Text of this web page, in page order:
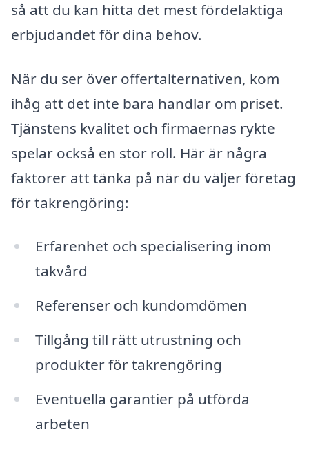
så att du kan hitta det mest fördelaktiga
erbjudandet för dina behov.
När du ser över offertalternativen, kom
ihåg att det inte bara handlar om priset.
Tjänstens kvalitet och firmaernas rykte
spelar också en stor roll. Här är några
faktorer att tänka på när du väljer företag
för takrengöring:
Erfarenhet och specialisering inom
takvård
Referenser och kundomdömen
Tillgång till rätt utrustning och
produkter för takrengöring
Eventuella garantier på utförda
arbeten